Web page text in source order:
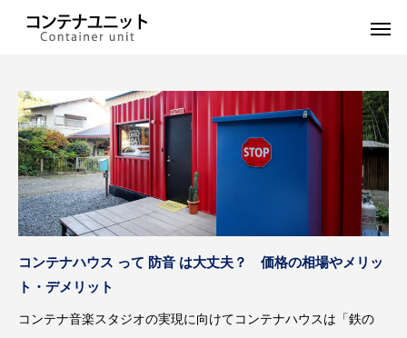
コンテナハウス って 防音 は大丈夫？ 価格の相場やメリッ
ト・デメリット
コンテナ音楽スタジオの実現に向けてコンテナハウスは「鉄の